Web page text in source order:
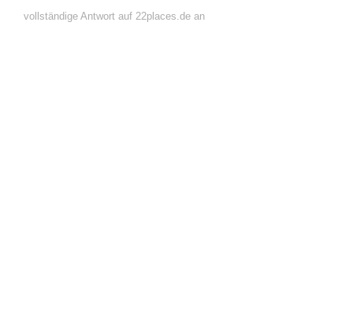
vollständige Antwort auf 22places.de an